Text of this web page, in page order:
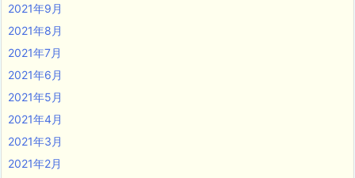
2021年9月
2021年8月
2021年7月
2021年6月
2021年5月
2021年4月
2021年3月
2021年2月